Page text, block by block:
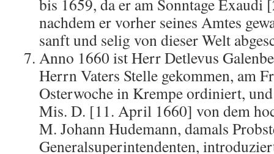
bis 1659, da er am Sonntage Exaudi
nachdem er vorher seines Amtes
sanft und selig von dieser Welt
Anno 1660 ist Herr Detlevus
Herrn Vaters Stelle gekommen, am
Osterwoche in Krempe ordiniert,
Mis. D. [11. April 1660] von dem
M. Johann Hudemann, damals
Generalsuperintendenten,